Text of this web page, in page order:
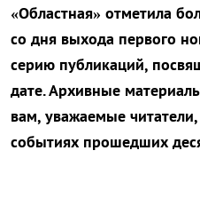
«Областная» отметила
со дня выхода первого
серию публикаций,
дате. Архивные
вам, уважаемые
событиях прошедших